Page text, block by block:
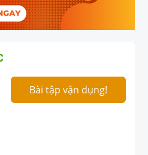
Bài tập vận dụng!